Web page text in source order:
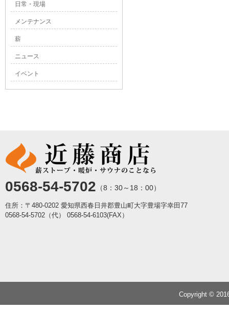
日常・現場
メンテナンス
薪
ニュース
イベント
0568-54-5702 （8：30～18：00）
住所：〒480-0202 愛知県西春日井郡豊山町大字豊場字幸田77
0568-54-5702（代）
0568-54-6103(FAX）
Copyright ©